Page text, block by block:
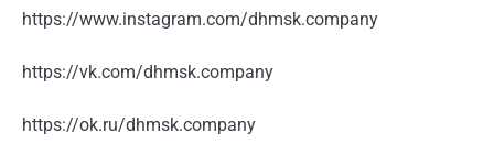
https://www.instagram.com/dhmsk.company
https://vk.com/dhmsk.company
https://ok.ru/dhmsk.company